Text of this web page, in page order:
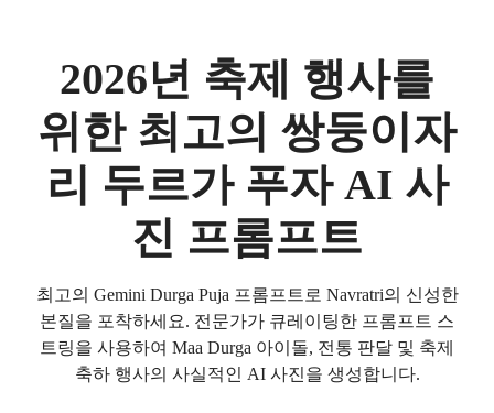
2026년 축제 행사를
위한 최고의 쌍둥이자
리 두르가 푸자 AI 사
진 프롬프트
최고의 Gemini Durga Puja 프롬프트로 Navratri의 신성한
본질을 포착하세요. 전문가가 큐레이팅한 프롬프트 스
트링을 사용하여 Maa Durga 아이돌, 전통 판달 및 축제
축하 행사의 사실적인 AI 사진을 생성합니다.